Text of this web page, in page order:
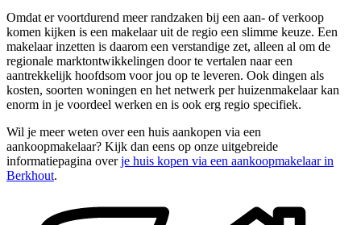
Omdat er voortdurend meer randzaken bij een aan- of verkoop
komen kijken is een makelaar uit de regio een slimme keuze. Een
makelaar inzetten is daarom een verstandige zet, alleen al om de
regionale marktontwikkelingen door te vertalen naar een
aantrekkelijk hoofdsom voor jou op te leveren. Ook dingen als
kosten, soorten woningen en het netwerk per huizenmakelaar kan
enorm in je voordeel werken en is ook erg regio specifiek.
Wil je meer weten over een huis aankopen via een
aankoopmakelaar? Kijk dan eens op onze uitgebreide
informatiepagina overje huis kopen via een aankoopmakelaar in
Berkhout.